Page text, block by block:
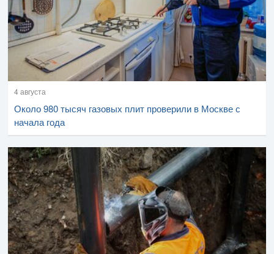
4 августа
Около 980 тысяч газовых плит проверили в Москве с
начала года